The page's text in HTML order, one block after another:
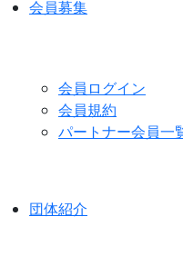
会員募集
会員ログイン
会員規約
パートナー会員一
団体紹介